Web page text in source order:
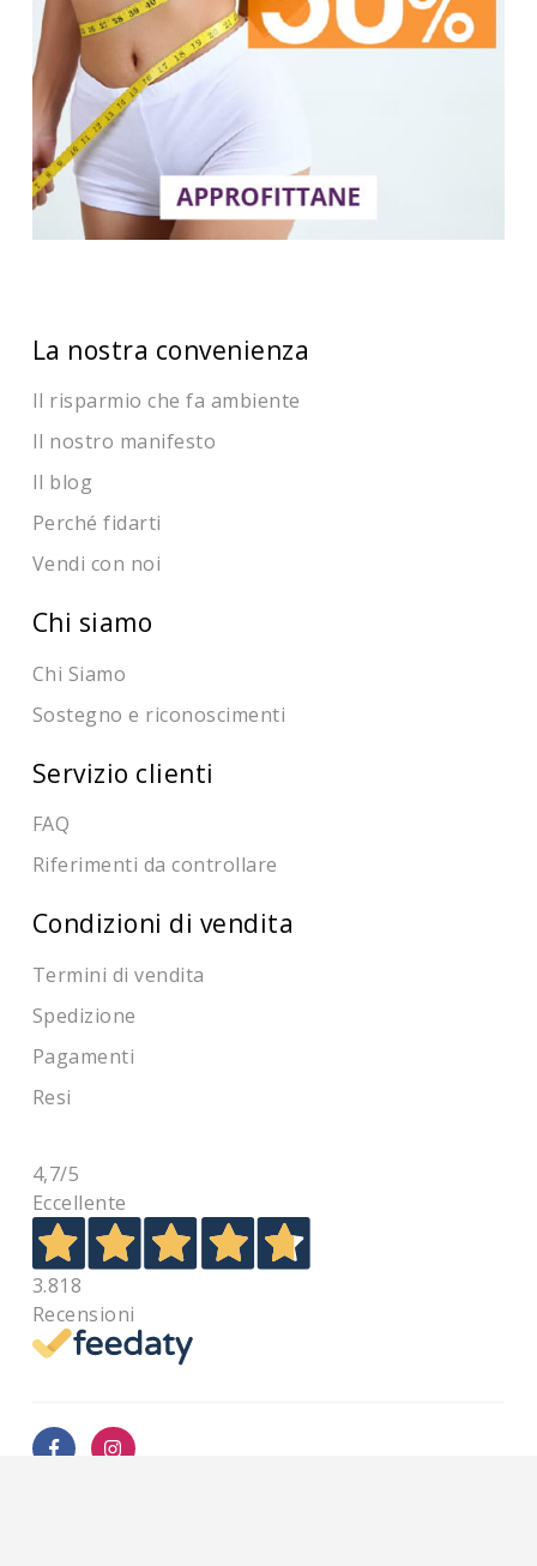
La nostra convenienza
Il risparmio che fa ambiente
Il nostro manifesto
Il blog
Perché fidarti
Vendi con noi
Chi siamo
Chi Siamo
Sostegno e riconoscimenti
Servizio clienti
FAQ
Riferimenti da controllare
Condizioni di vendita
Termini di vendita
Spedizione
Pagamenti
Resi
4,7/5
Eccellente
3.818
Recensioni